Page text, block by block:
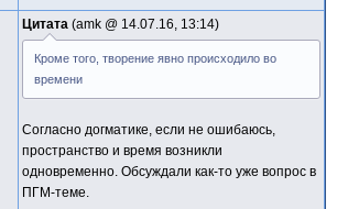
Цитата amk @ 14.07.16, 13:14
Кроме того, творение явно происходило во
времени
Согласно догматике, если не ошибаюсь,
пространство и время возникли
одновременно. Обсуждали как-то уже вопрос в
ПГМ-теме.